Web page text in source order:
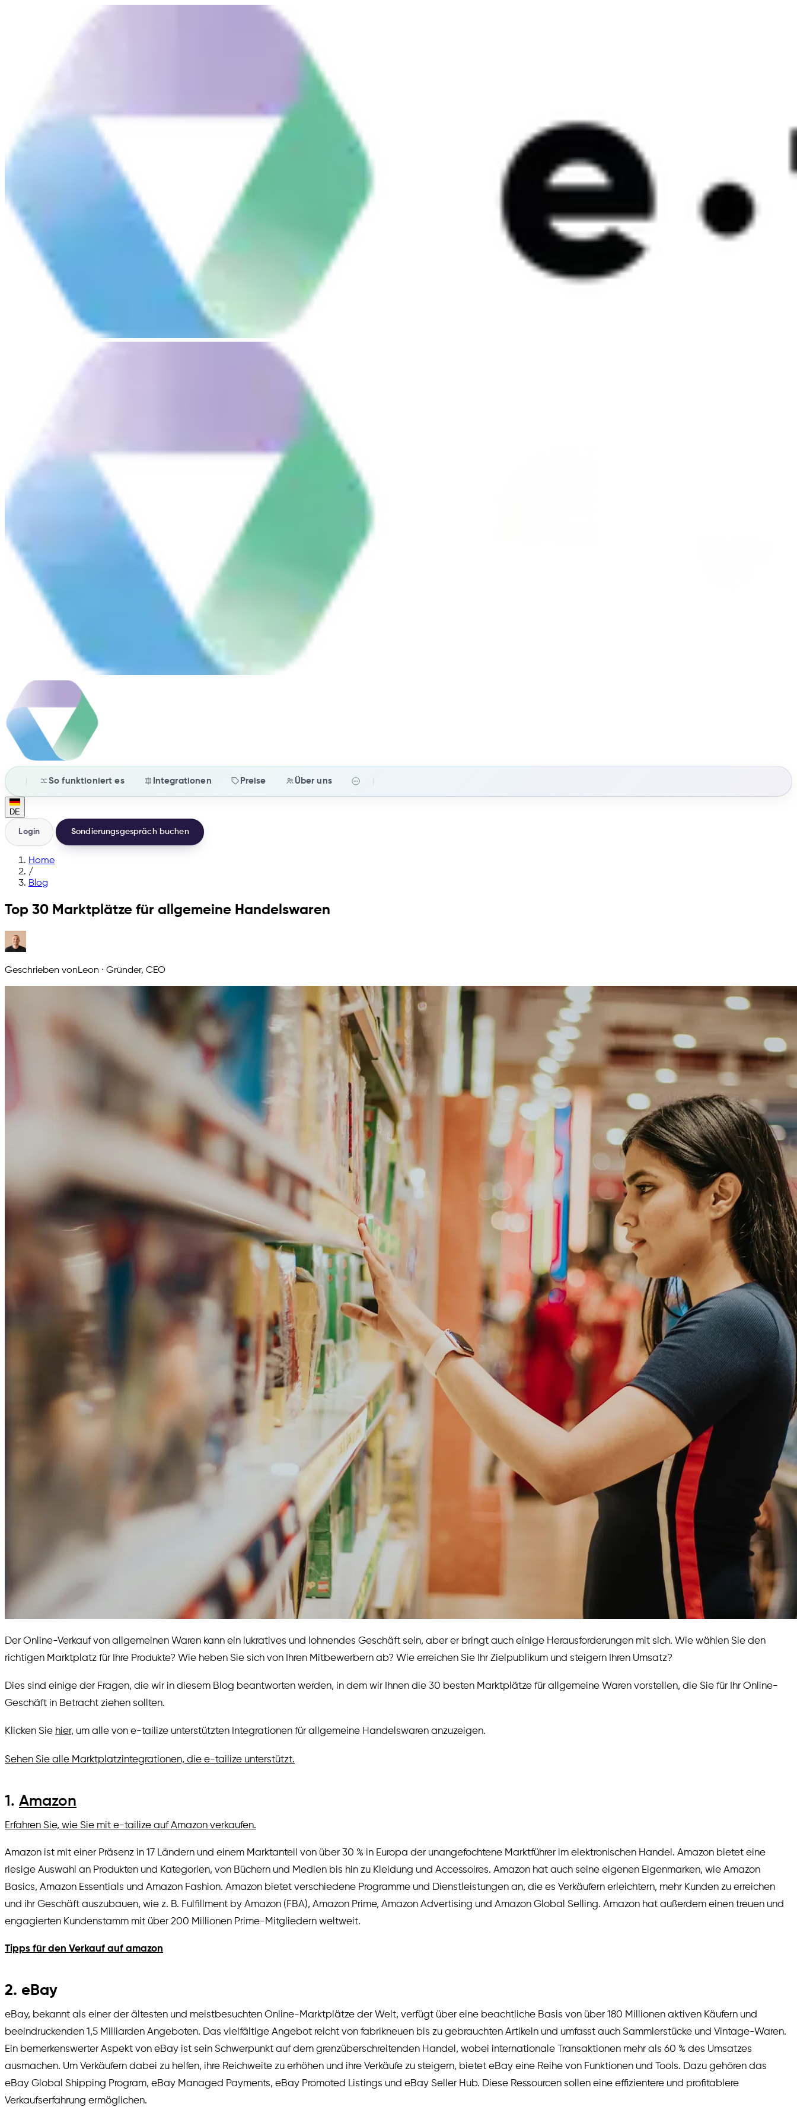
So funktioniert es Integrationen Preise Über uns
DE
Login Sondierungsgespräch buchen
Home
/
Blog
Top 30 Marktplätze für allgemeine Handelswaren
Geschrieben vonLeon · Gründer, CEO
Der Online-Verkauf von allgemeinen Waren kann ein lukratives und lohnendes Geschäft sein, aber er bringt auch einige Herausforderungen mit sich. Wie wählen Sie den
richtigen Marktplatz für Ihre Produkte? Wie heben Sie sich von Ihren Mitbewerbern ab? Wie erreichen Sie Ihr Zielpublikum und steigern Ihren Umsatz?
Dies sind einige der Fragen, die wir in diesem Blog beantworten werden, in dem wir Ihnen die 30 besten Marktplätze für allgemeine Waren vorstellen, die Sie für Ihr Online-
Geschäft in Betracht ziehen sollten.
Klicken Sie hier, um alle von e-tailize unterstützten Integrationen für allgemeine Handelswaren anzuzeigen.
Sehen Sie alle Marktplatzintegrationen, die e-tailize unterstützt.
1. Amazon
Erfahren Sie, wie Sie mit e-tailize auf Amazon verkaufen.
Amazon ist mit einer Präsenz in 17 Ländern und einem Marktanteil von über 30 % in Europa der unangefochtene Marktführer im elektronischen Handel. Amazon bietet eine
riesige Auswahl an Produkten und Kategorien, von Büchern und Medien bis hin zu Kleidung und Accessoires. Amazon hat auch seine eigenen Eigenmarken, wie Amazon
Basics, Amazon Essentials und Amazon Fashion. Amazon bietet verschiedene Programme und Dienstleistungen an, die es Verkäufern erleichtern, mehr Kunden zu erreichen
und ihr Geschäft auszubauen, wie z. B. Fulfillment by Amazon (FBA), Amazon Prime, Amazon Advertising und Amazon Global Selling. Amazon hat außerdem einen treuen und
engagierten Kundenstamm mit über 200 Millionen Prime-Mitgliedern weltweit.
Tipps für den Verkauf auf amazon
2. eBay
eBay, bekannt als einer der ältesten und meistbesuchten Online-Marktplätze der Welt, verfügt über eine beachtliche Basis von über 180 Millionen aktiven Käufern und
beeindruckenden 1,5 Milliarden Angeboten. Das vielfältige Angebot reicht von fabrikneuen bis zu gebrauchten Artikeln und umfasst auch Sammlerstücke und Vintage-Waren.
Ein bemerkenswerter Aspekt von eBay ist sein Schwerpunkt auf dem grenzüberschreitenden Handel, wobei internationale Transaktionen mehr als 60 % des Umsatzes
ausmachen. Um Verkäufern dabei zu helfen, ihre Reichweite zu erhöhen und ihre Verkäufe zu steigern, bietet eBay eine Reihe von Funktionen und Tools. Dazu gehören das
eBay Global Shipping Program, eBay Managed Payments, eBay Promoted Listings und eBay Seller Hub. Diese Ressourcen sollen eine effizientere und profitablere
Verkaufserfahrung ermöglichen.